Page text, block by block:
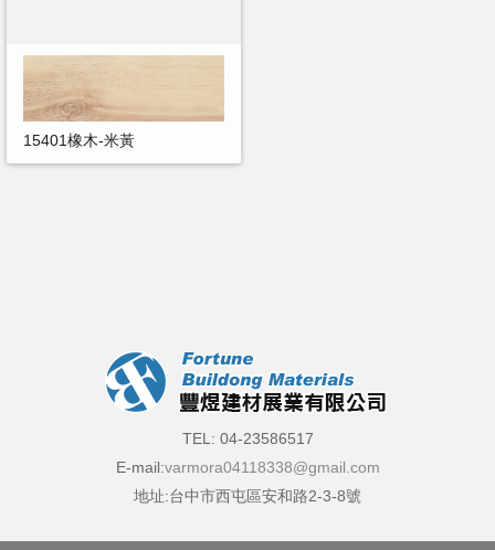
15401橡木-米黃
TEL: 04-23586517
E-mail:varmora04118338@gmail.com
地址:台中市西屯區安和路2-3-8號